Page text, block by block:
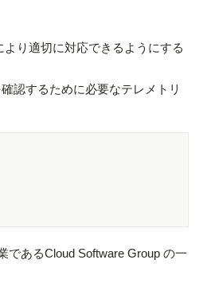
り適切に対応できるようにする
認するために必要なテレメトリ
であるCloud Software Group の一